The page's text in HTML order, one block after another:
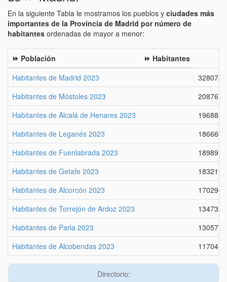
En la siguiente Tabla le mostramos los pueblos y ciudades más
importantes de la Provincia de Madrid por número de
habitantes ordenadas de mayor a menor:
⏩ Población
⏩ Habitantes
Habitantes de Madrid 2023
3280782
Habitantes de Móstoles 2023
208761
Habitantes de Alcalá de Henares 2023
196888
Habitantes de Leganés 2023
186660
Habitantes de Fuenlabrada 2023
189891
Habitantes de Getafe 2023
183219
Habitantes de Alcorcón 2023
170296
Habitantes de Torrejón de Ardoz 2023
134733
Habitantes de Parla 2023
130577
Habitantes de Alcobendas 2023
117041
Directorio: